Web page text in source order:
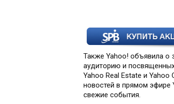
Также Yahoo! объявила о
аудиторию и
Yahoo Real Estate и
новостей в прямом эфире
свежие события.